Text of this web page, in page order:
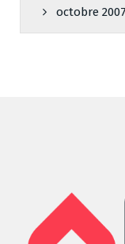
octobre 2007